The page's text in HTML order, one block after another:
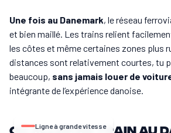
Une fois au Danemark, le réseau
et bien maillé. Les trains relient
les côtes et même certaines zones plus
distances sont relativement courtes, tu
beaucoup, sans jamais louer de
intégrante de l’expérience danoise.
Où aller en train au
Ligne à grande vitesse